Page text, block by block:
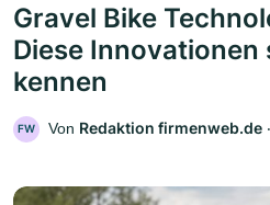
Gravel Bike
Diese Innovationen
kennen
FW Von Redaktion firmenweb.de ‧